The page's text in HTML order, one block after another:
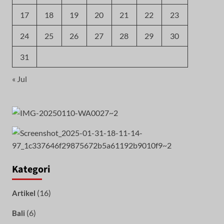
17 18 19 20 21 22 23
24 25 26 27 28 29 30
31
« Jul
Kategori
Artikel (16)
Bali (6)